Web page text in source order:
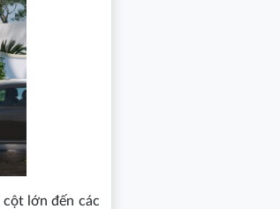
lớn đến các